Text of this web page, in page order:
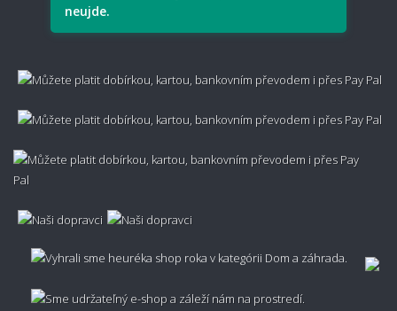
Aký je rozdiel medzi vlnou, polypropylénom a
Nezachytáva sa v koberci prach?
neujde.